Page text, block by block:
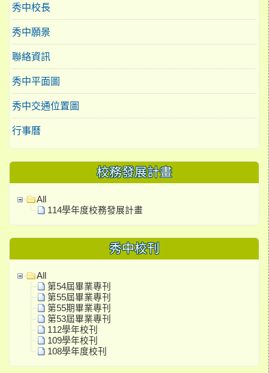
秀中校長
秀中願景
聯絡資訊
秀中平面圖
秀中交通位置圖
行事曆
校務發展計畫
All
114學年度校務發展計畫
秀中校刊
All
第54屆畢業專刊
第55屆畢業專刊
第55期畢業專刊
第53屆畢業專刊
112學年校刊
109學年校刊
108學年度校刊